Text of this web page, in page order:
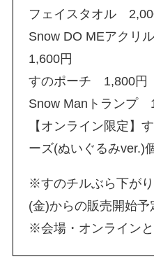
フェイスタオル
Snow DO MEアクリ
1,600円
すのポーチ 1,800円
Snow Manトランプ
【オンライン限定】
ーズ(ぬいぐるみ
※すのチルぶら下が
(金)からの販売開始予
※会場・オンライン